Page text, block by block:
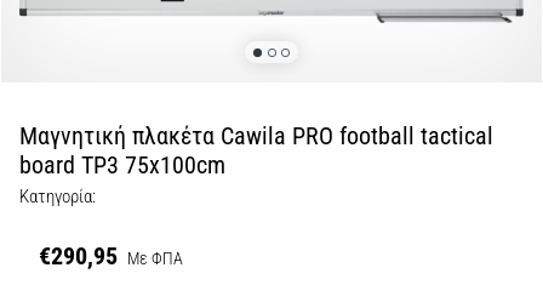
άρθρων
Μαγνητική πλακέτα Cawila PRO football tactical
board TP3 75x100cm
Κατηγορία:
€290,95 Με ΦΠΑ